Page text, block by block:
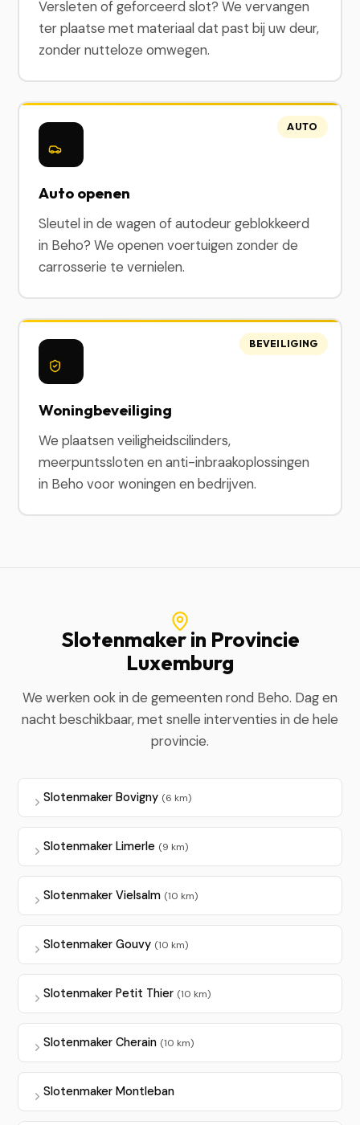
Versleten of geforceerd slot? We vervangen
ter plaatse met materiaal dat past bij uw deur,
zonder nutteloze omwegen.
Auto openen
Sleutel in de wagen of autodeur geblokkeerd
in Beho? We openen voertuigen zonder de
carrosserie te vernielen.
AUTO
Woningbeveiliging
We plaatsen veiligheidscilinders,
meerpuntssloten en anti-inbraakoplossingen
in Beho voor woningen en bedrijven.
BEVEILIGING
Slotenmaker in Provincie
Luxemburg
We werken ook in de gemeenten rond Beho. Dag en
nacht beschikbaar, met snelle interventies in de hele
provincie.
Slotenmaker Bovigny (6 km)
Slotenmaker Limerle (9 km)
Slotenmaker Vielsalm (10 km)
Slotenmaker Gouvy (10 km)
Slotenmaker Petit Thier (10 km)
Slotenmaker Cherain (10 km)
Slotenmaker Montleban